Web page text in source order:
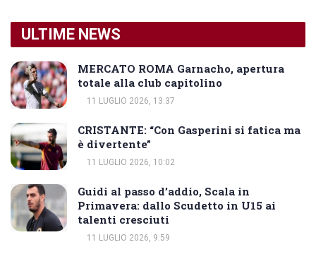
ULTIME NEWS
MERCATO ROMA Garnacho, apertura
totale alla club capitolino
11 LUGLIO 2026, 13:37
CRISTANTE: “Con Gasperini si fatica ma
è divertente”
11 LUGLIO 2026, 10:02
Guidi al passo d’addio, Scala in
Primavera: dallo Scudetto in U15 ai
talenti cresciuti
11 LUGLIO 2026, 9:59